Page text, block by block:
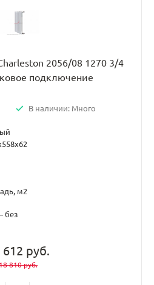
2056/08 1270 3/4
подключение
В наличии: Много
м2
без
612 руб.
810 руб.